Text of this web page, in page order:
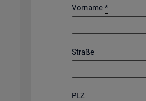
Vorname *
Straße
PLZ